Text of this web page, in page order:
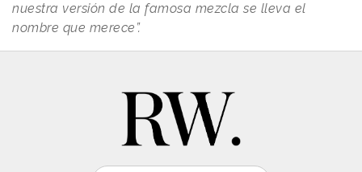
nuestra versión de la famosa mezcla se lleva el
nombre que merece”.